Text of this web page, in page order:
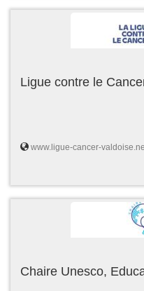
Ligue contre le
www.ligue-cancer-
Chaire Unesco,